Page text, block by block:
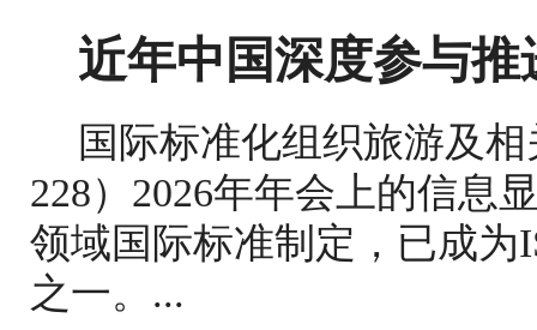
近年中国深度参与
国际标准化组织旅游及
228）2026年年会上的信息
领域国际标准制定，已成为
之一。...